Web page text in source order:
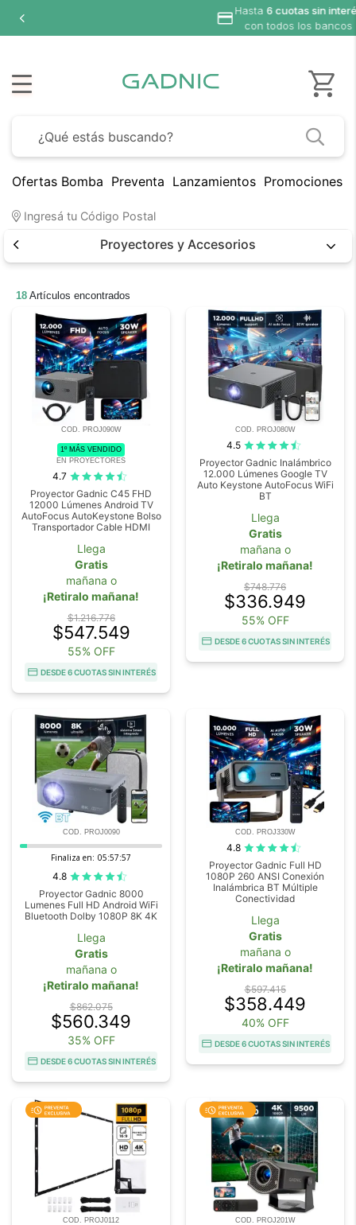
Ofertas Bomba Preventa Lanzamientos Promociones
Ingresá tu Código Postal
Proyectores y Accesorios
18 Artículos encontrados
COD. PROJ090W
1º MÁS VENDIDO
EN PROYECTORES
4.7
Proyector Gadnic C45 FHD
12000 Lúmenes Android TV
AutoFocus AutoKeystone Bolso
Transportador Cable HDMI
Llega
Gratis
mañana o
¡Retiralo mañana!
$1.216.776
$547.549
55% OFF
DESDE 6 CUOTAS SIN INTERÉS
COD. PROJ080W
4.5
Proyector Gadnic Inalámbrico
12.000 Lúmenes Google TV
Auto Keystone AutoFocus WiFi
BT
Llega
Gratis
mañana o
¡Retiralo mañana!
$748.776
$336.949
55% OFF
DESDE 6 CUOTAS SIN INTERÉS
COD. PROJ0090
Finaliza en: 05:57:57
4.8
Proyector Gadnic 8000
Lumenes Full HD Android WiFi
Bluetooth Dolby 1080P 8K 4K
Llega
Gratis
mañana o
¡Retiralo mañana!
$862.075
$560.349
35% OFF
DESDE 6 CUOTAS SIN INTERÉS
COD. PROJ330W
4.8
Proyector Gadnic Full HD
1080P 260 ANSI Conexión
Inalámbrica BT Múltiple
Conectividad
Llega
Gratis
mañana o
¡Retiralo mañana!
$597.415
$358.449
40% OFF
DESDE 6 CUOTAS SIN INTERÉS
COD. PROJ0112 COD. PROJ201W